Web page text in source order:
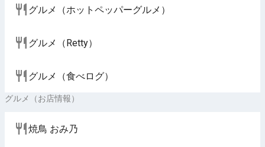
グルメ（ホットペッパーグルメ）
グルメ（Retty）
グルメ（食べログ）
グルメ（お店情報）
焼鳥 おみ乃